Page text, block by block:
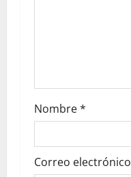
Nombre*
Correo electrónico